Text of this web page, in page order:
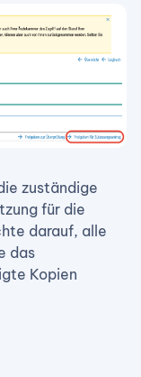
zuständige
für die
darauf, alle
das
Kopien